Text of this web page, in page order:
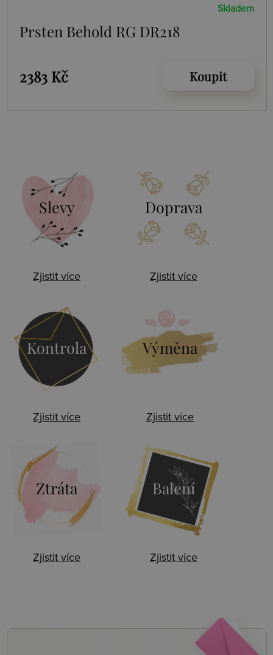
Skladem
Prsten Behold RG DR218
2383 Kč Koupit
Slevy
Zjistit více
Doprava
Zjistit více
Kontrola
Zjistit více
Výměna
Zjistit více
Ztráta
Zjistit více
Balení
Zjistit více